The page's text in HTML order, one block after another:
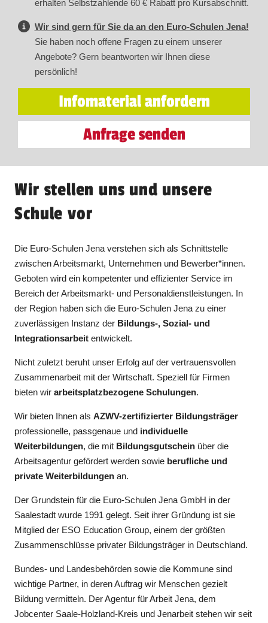
erhalten Selbstzahlende 60 € Rabatt pro Kursabschnitt.
Wir sind gern für Sie da an den Euro-Schulen Jena!
Sie haben noch offene Fragen zu einem unserer
Angebote? Gern beantworten wir Ihnen diese
persönlich!
Infomaterial anfordern
Anfrage senden
Wir stellen uns und unsere
Schule vor
Die Euro-Schulen Jena verstehen sich als Schnittstelle
zwischen Arbeitsmarkt, Unternehmen und Bewerber*innen.
Geboten wird ein kompetenter und effizienter Service im
Bereich der Arbeitsmarkt- und Personaldienstleistungen. In
der Region haben sich die Euro-Schulen Jena zu einer
zuverlässigen Instanz der Bildungs-, Sozial- und
Integrationsarbeitentwickelt.
Nicht zuletzt beruht unser Erfolg auf der vertrauensvollen
Zusammenarbeit mit der Wirtschaft. Speziell für Firmen
bieten wirarbeitsplatzbezogene Schulungen.
Wir bieten Ihnen alsAZWV-zertifizierter Bildungsträger
professionelle, passgenaue und individuelle
Weiterbildungen, die mit Bildungsgutschein über die
Arbeitsagentur gefördert werden sowie berufliche und
private Weiterbildungen an.
Der Grundstein für die Euro-Schulen Jena GmbH in der
Saalestadt wurde 1991 gelegt. Seit ihrer Gründung ist sie
Mitglied der ESO Education Group, einem der größten
Zusammenschlüsse privater Bildungsträger in Deutschland.
Bundes- und Landesbehörden sowie die Kommune sind
wichtige Partner, in deren Auftrag wir Menschen gezielt
Bildung vermitteln. Der Agentur für Arbeit Jena, dem
Jobcenter Saale-Holzland-Kreis und Jenarbeit stehen wir seit